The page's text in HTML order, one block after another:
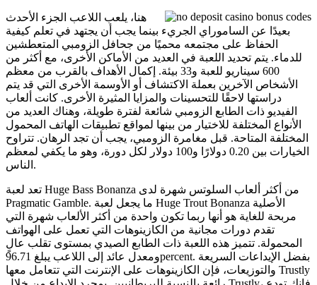
هنا، يلعب اللاعب الجزء الأحدث
بعيدًا عن الساموراي الجريء بينما يجب أن يجتهد في تعلم كيفية
الحفاظ على مجتمعه محميًا من جحافل الزومبي المتعطشين
للدماء. يتم تحديد اللعبة في العديد من الأماكن الأخرى، مع أكثر من
600 سيناريو للعبة و33 بيئة. إكمال الأهداف بالقرب من معظم
الأشخاص الآخرين بعملة الاكتشاف أو الأوسمة الأخرى التي قد يتم
دراستها لاحقًا للتحسينات والمزايا المثيرة الأخرى. كانت ألعاب
الفيديو ذات الطابع الزومبي شائعة لفترة طويلة، وهناك العديد من
الأنواع المختلفة للاختيار من بينها لمواقع تطبيقات الهاتف المحمول
المختلفة المتاحة. قبل مغامرة الزومبي، يجب أن تجد الرهان. تتراوح
الخيارات بين 0.20 دولارًا و100 دولار لكل دورة، وهو ما يكفي لمعظم
الناس.
تعد لعبة Huge Bass Bonanza من أكثر ألعاب السلوتس شهرة لدى
Pragmatic Gamble. ما يجعل لعبة Huge Trout Bonanza الأصلية
مربحة للغاية هو أنها ربما تكون واحدة من أكثر الألعاب شهرة التي
تقدم دورات مجانية من الكازينوهات التي تعمل على الهواتف
المحمولة. تتميز هذه اللعبة ذات الطابع الصيدي بمستوى تقلب عالٍ
ومعدل عائد إلى اللاعب يبلغ 96.71percent. بفضل الإيداعات السريعة
والتوزيعات، فإن الكازينوهات على الإنترنت التي تتعامل معها Trustly